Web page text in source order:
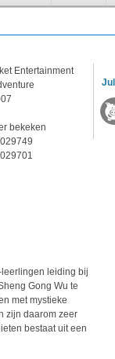
Entertainment
bekeken
leiding bij
Gong Wu te
met mystieke
zijn daarom zeer
bestaat uit een